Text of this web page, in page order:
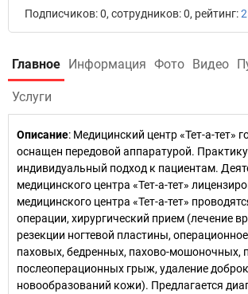
Подписчиков: 0, сотрудников: 0, рейтинг:
Главное Информация Фото Видео
Услуги
Описание: Медицинский центр «Тет-а-тет»
оснащен передовой аппаратурой.
индивидуальный подход к пациентам.
медицинского центра «Тет-а-тет»
медицинского центра «Тет-а-тет»
операции, хирургический прием (лечение
резекции ногтевой пластины,
паховых, бедренных, пахово-мошоночных,
послеоперационных грыж, удаление
новообразований кожи). Предлагается